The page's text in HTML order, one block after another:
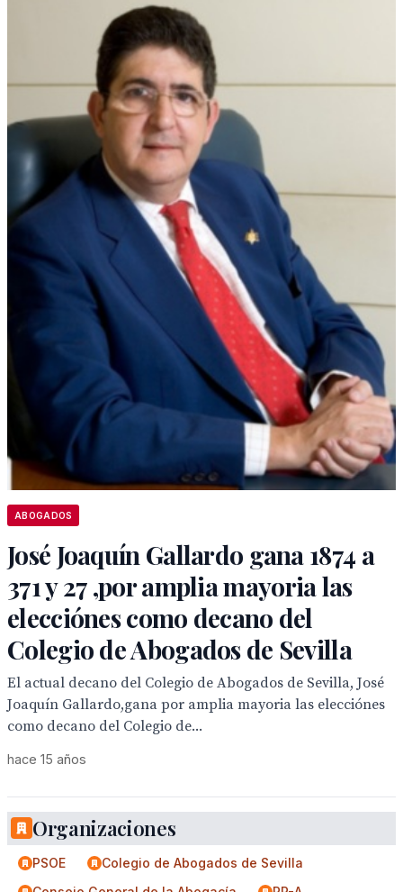
ABOGADOS
José Joaquín Gallardo gana 1874 a
371 y 27 ,por amplia mayoria las
elecciónes como decano del
Colegio de Abogados de Sevilla
El actual decano del Colegio de Abogados de Sevilla, José
Joaquín Gallardo,gana por amplia mayoria las elecciónes
como decano del Colegio de...
hace 15 años
Organizaciones
PSOE
Colegio de Abogados de Sevilla